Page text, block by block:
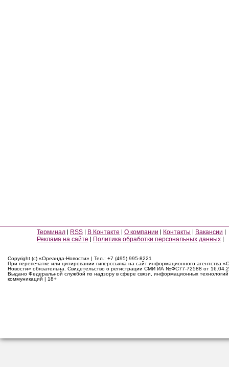
Терминал RSS В Контакте О компании Контакты
Вакансии
Реклама на сайте
Политика обработки персональных данных
Copyright (c) «Ореанда-Новости» | Тел.: +7 (495) 995-8221
При перепечатке или цитировании гиперссылка на сайт информационного агентства
Новости» обязательна. Свидетельство о регистрации СМИ ИА №ФС77-72588 от
Выдано Федеральной службой по надзору в сфере связи, информационных
коммуникаций | 18+